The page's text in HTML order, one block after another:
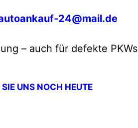
24@mail.de
– auch für defekte PKWs
UNS NOCH HEUTE